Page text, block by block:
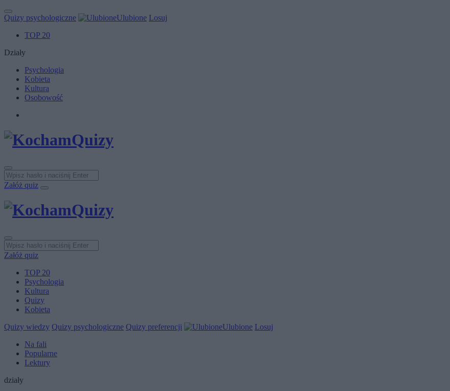
Quizy psychologiczne Ulubione Losuj
TOP 20
Działy
Psychologia
Kobieta
Kultura
Osobowość
Załóż quiz
Załóż quiz
TOP 20
Psychologia
Kultura
Quizy
Kobieta
Quizy wiedzy Quizy psychologiczne Quizy preferencji Ulubione Losuj
Na fali
Popularne
Lektury
działy